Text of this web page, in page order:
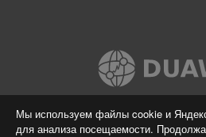
Мы используем файлы cookie и
для анализа посещаемости.© 2009-2026 Я-